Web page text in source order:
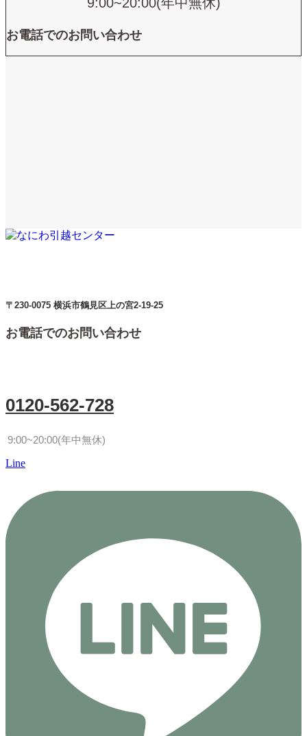
お電話でのお問い合わせ
〒230-0075 横浜市鶴見区上の宮2-19-25
お電話でのお問い合わせ
0120-562-728
9:00~20:00(年中無休)
Line